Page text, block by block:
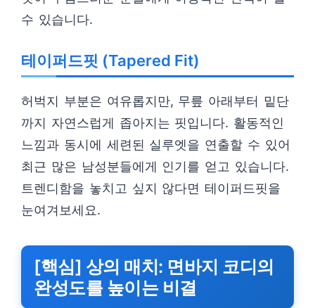
수 있습니다.
테이퍼드핏 (Tapered Fit)
허벅지 부분은 여유롭지만, 무릎 아래부터 밑단
까지 자연스럽게 좁아지는 핏입니다. 활동적인
느낌과 동시에 세련된 실루엣을 연출할 수 있어
최근 많은 남성분들에게 인기를 얻고 있습니다.
트렌디함을 놓치고 싶지 않다면 테이퍼드핏을
눈여겨보세요.
[핵심] 상의 매치: 면바지 코디의
완성도를 높이는 비결